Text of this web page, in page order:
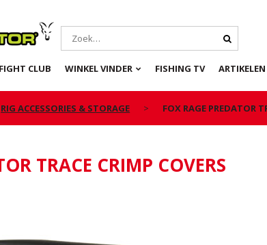
FIGHT CLUB WINKEL VINDER FISHING TV ARTIKELEN
RIG ACCESSORIES & STORAGE FOX RAGE PREDATOR
TRACE CRIMP COVERS